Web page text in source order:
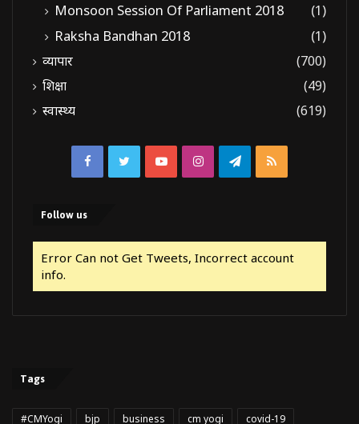
Monsoon Session Of Parliament 2018
(1)
Raksha Bandhan 2018
(1)
व्यापार
(700)
शिक्षा
(49)
स्वास्थ्य
(619)
FacebookTwitterYouTubeInstagramTelegram
RSS
Follow us
Error Can not Get Tweets, Incorrect account
info.
Tags
#CMYogi bjp business cm yogi covid-19